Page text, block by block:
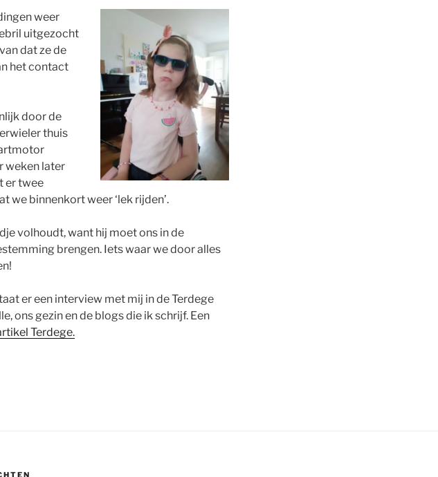
weer
uitgezocht
dat ze de
het contact
door de
thuis
weken later
er twee
we binnenkort weer ‘lek rijden’.
volhoudt, want hij moet ons in de
brengen. Iets waar we door alles
er een interview met mij in de Terdege
ons gezin en de blogs die ik schrijf. Een
Terdege.